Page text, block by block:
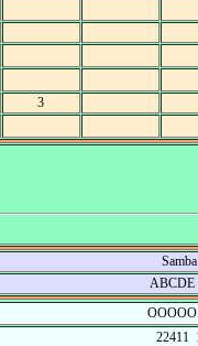
3
Samba
OOOOO
22411